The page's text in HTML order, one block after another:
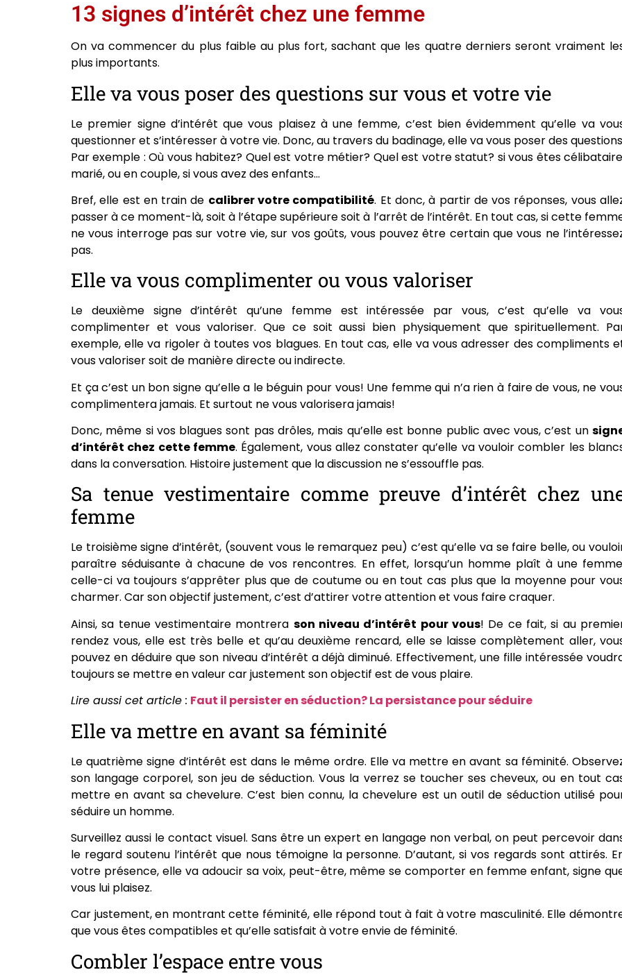
13 signes d’intérêt chez une femme
On va commencer du plus faible au plus fort, sachant que les quatre derniers seront vraiment
plus importants.
Elle va vous poser des questions sur vous et votre vie
Le premier signe d’intérêt que vous plaisez à une femme, c’est bien évidemment qu’elle va
questionner et s’intéresser à votre vie. Donc, au travers du badinage, elle va vous poser des
Par exemple : Où vous habitez? Quel est votre métier? Quel est votre statut? si vous êtes
marié, ou en couple, si vous avez des enfants…
Bref, elle est en train de calibrer votre compatibilité. Et donc, à partir de vos réponses, vous
passer à ce moment-là, soit à l’étape supérieure soit à l’arrêt de l’intérêt. En tout cas, si cette
ne vous interroge pas sur votre vie, sur vos goûts, vous pouvez être certain que vous ne
pas.
Elle va vous complimenter ou vous valoriser
Le deuxième signe d’intérêt qu’une femme est intéressée par vous, c’est qu’elle va
complimenter et vous valoriser. Que ce soit aussi bien physiquement que spirituellement.
exemple, elle va rigoler à toutes vos blagues. En tout cas, elle va vous adresser des compliments
vous valoriser soit de manière directe ou indirecte.
Et ça c’est un bon signe qu’elle a le béguin pour vous! Une femme qui n’a rien à faire de vous, ne
complimentera jamais. Et surtout ne vous valorisera jamais!
Donc, même si vos blagues sont pas drôles, mais qu’elle est bonne public avec vous, c’est un
d’intérêt chez cette femme. Également, vous allez constater qu’elle va vouloir combler les
dans la conversation. Histoire justement que la discussion ne s’essouffle pas.
Sa tenue vestimentaire comme preuve d’intérêt chez
femme
Le troisième signe d’intérêt, (souvent vous le remarquez peu) c’est qu’elle va se faire belle, ou
paraître séduisante à chacune de vos rencontres. En effet, lorsqu’un homme plaît à une
celle-ci va toujours s’apprêter plus que de coutume ou en tout cas plus que la moyenne pour
charmer. Car son objectif justement, c’est d’attirer votre attention et vous faire craquer.
Ainsi, sa tenue vestimentaire montrera son niveau d’intérêt pour vous! De ce fait, si au
rendez vous, elle est très belle et qu’au deuxième rencard, elle se laisse complètement aller,
pouvez en déduire que son niveau d’intérêt a déjà diminué. Effectivement, une fille intéressée
toujours se mettre en valeur car justement son objectif est de vous plaire.
Lire aussi cet article : Faut il persister en séduction? La persistance pour séduire
Elle va mettre en avant sa féminité
Le quatrième signe d’intérêt est dans le même ordre. Elle va mettre en avant sa féminité.
son langage corporel, son jeu de séduction. Vous la verrez se toucher ses cheveux, ou en tout
mettre en avant sa chevelure. C’est bien connu, la chevelure est un outil de séduction utilisé
séduire un homme.
Surveillez aussi le contact visuel. Sans être un expert en langage non verbal, on peut percevoir
le regard soutenu l’intérêt que nous témoigne la personne. D’autant, si vos regards sont attirés.
votre présence, elle va adoucir sa voix, peut-être, même se comporter en femme enfant, signe
vous lui plaisez.
Car justement, en montrant cette féminité, elle répond tout à fait à votre masculinité. Elle
que vous êtes compatibles et qu’elle satisfait à votre envie de féminité.
Combler l’espace entre vous